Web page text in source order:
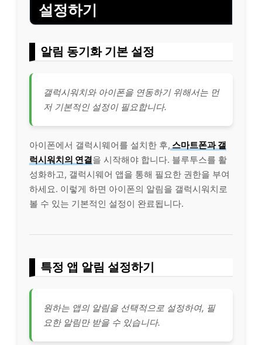
설정하기
알림 동기화 기본 설정
갤럭시워치와 아이폰을 연동하기 위해서는 먼
저 기본적인 설정이 필요합니다.
아이폰에서 갤럭시웨어를 설치한 후, 스마트폰과 갤
럭시워치의 연결을 시작해야 합니다. 블루투스를 활
성화하고, 갤럭시웨어 앱을 통해 필요한 권한을 부여
하세요. 이렇게 하면 아이폰의 알림을 갤럭시워치로
볼 수 있는 기본적인 설정이 완료됩니다.
특정 앱 알림 설정하기
원하는 앱의 알림을 선택적으로 설정하여, 필
요한 알림만 받을 수 있습니다.